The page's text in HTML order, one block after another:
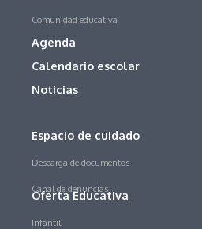
Comunidad educativa
Agenda
Calendario escolar
Noticias
Espacio de cuidado
Descarga de documentos
Canal de denuncias
Oferta Educativa
Infantil